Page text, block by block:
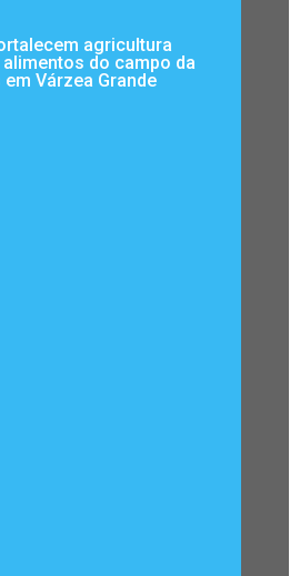
agricultura
do campo da
Várzea Grande